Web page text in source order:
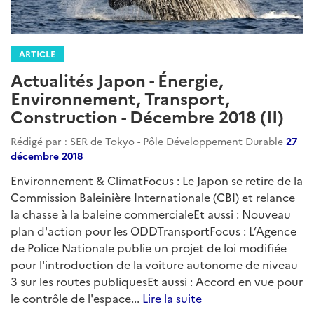
transport-aerien
transport-ferroviaire
mobilite-durable
energie
energies-fossiles
energie-stockage
energies-renouvelables
electricite
transition-energetique
ARTICLE
Actualités Japon - Énergie,